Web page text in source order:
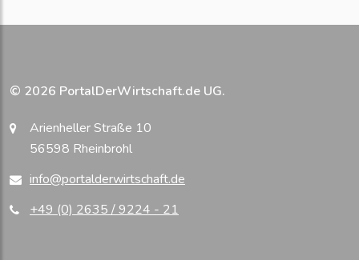
© 2026 PortalDerWirtschaft.de UG.
Arienheller Straße 10
56598 Rheinbrohl
info@portalderwirtschaft.de
+49 (0) 2635 / 9224 - 21